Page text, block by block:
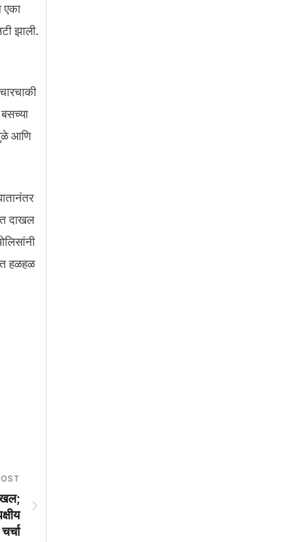
एका
झाली.
आणि
दाखल
हळहळ
चर्चा